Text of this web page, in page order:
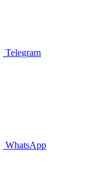
Telegram
WhatsApp